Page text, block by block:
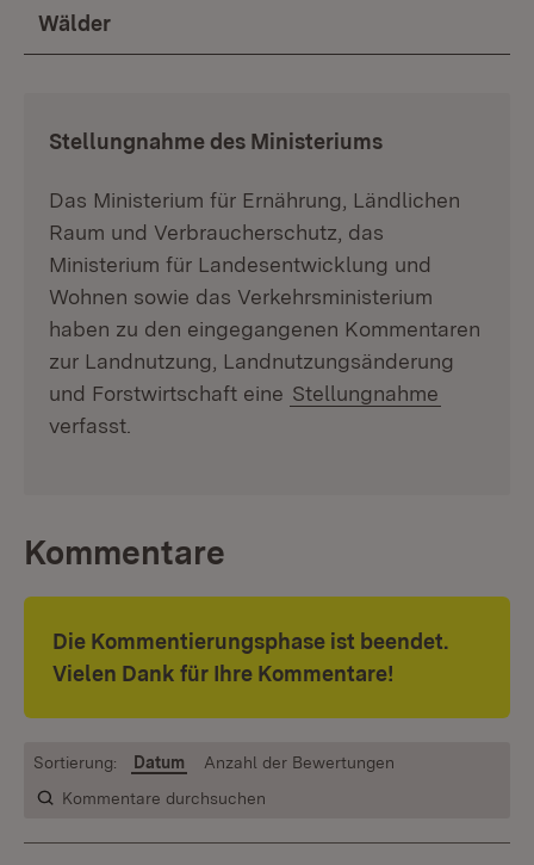
Wälder
:Stellungnahme des Ministeriums
Das Ministerium für Ernährung, Ländlichen
Raum und Verbraucherschutz, das
Ministerium für Landesentwicklung und
Wohnen sowie das Verkehrsministerium
haben zu den eingegangenen Kommentaren
zur Landnutzung, Landnutzungsänderung
und Forstwirtschaft eine Stellungnahme
verfasst.
Kommentare
Die Kommentierungsphase ist beendet.
Vielen Dank für Ihre Kommentare!
Kommentare durchsuchen
Sortierung: Datum Anzahl der Bewertungen